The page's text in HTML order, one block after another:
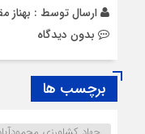
ارسال توسط :
بدون دیدگاه
برچسب ها